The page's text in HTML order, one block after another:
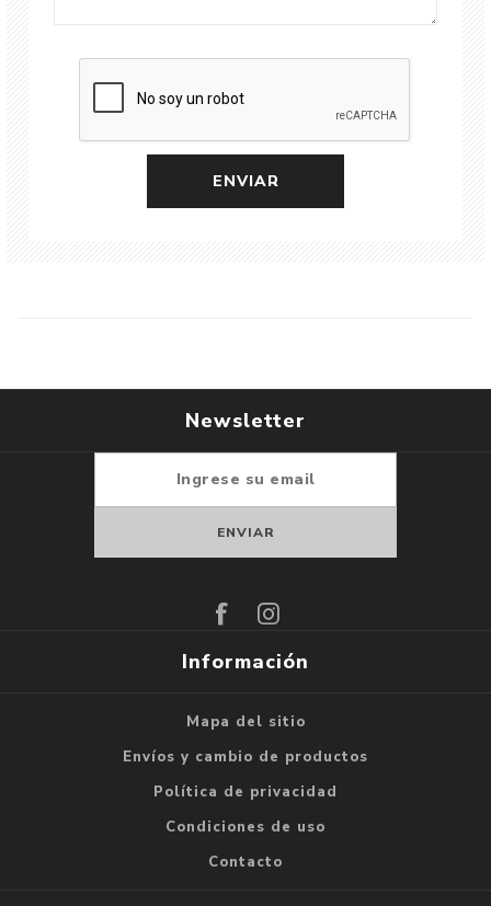
Newsletter
Información
Mapa del sitio
Envíos y cambio de productos
Política de privacidad
Condiciones de uso
Contacto